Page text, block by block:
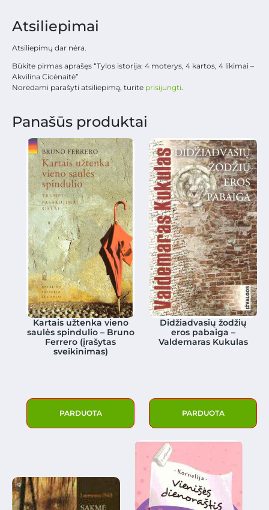
Atsiliepimai
Atsiliepimų dar nėra.
Būkite pirmas aprašęs “Tylos istorija: 4 moterys, 4 kartos, 4 likimai –
Akvilina Cicėnaitė”
Norėdami parašyti atsiliepimą, turite prisijungti.
Panašūs produktai
Kartais užtenka vieno
saulės spindulio – Bruno
Ferrero (įrašytas
sveikinimas)
PARDUOTA
Didžiadvasių žodžių
eros pabaiga –
Valdemaras Kukulas
PARDUOTA